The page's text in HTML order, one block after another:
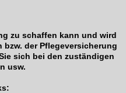
zu schaffen kann und wird
der Pflegeversicherung
sich bei den zuständigen
usw.